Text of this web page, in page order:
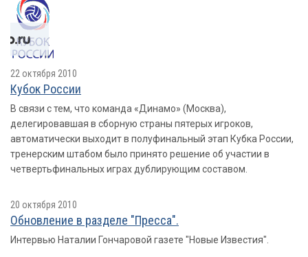
22 октября 2010
Кубок России
В связи с тем, что команда «Динамо» (Москва),
делегировавшая в сборную страны пятерых игроков,
автоматически выходит в полуфинальный этап Кубка России,
тренерским штабом было принято решение об участии в
четвертьфинальных играх дублирующим составом.
20 октября 2010
Обновление в разделе "Пресса".
Интервью Наталии Гончаровой газете "Новые Известия".